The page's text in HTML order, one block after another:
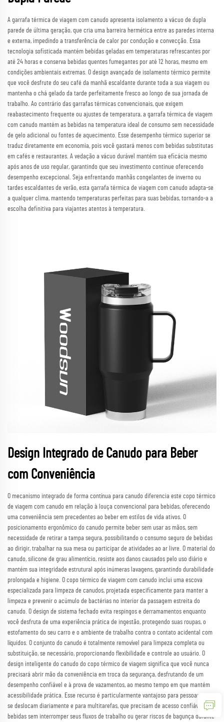
A garrafa térmica de viagem com canudo apresenta isolamento a vácuo de dupla
parede de última geração, que cria uma barreira hermética entre as paredes interna
e externa, impedindo a transferência de calor por condução e convecção. Essa
tecnologia sofisticada mantém bebidas geladas em temperaturas refrescantes por
até 24 horas e conserva bebidas quentes fumegantes por até 12 horas, mesmo em
condições ambientais extremas. O design avançado de isolamento térmico permite
que você desfrute do seu café da manhã escaldante durante toda a sua viagem ou
mantenha o chá gelado da tarde perfeitamente fresco ao longo de sua jornada de
trabalho. Ao contrário das garrafas térmicas convencionais, que exigem
reabastecimento frequente ou ajustes de temperatura, a garrafa térmica de viagem
com canudo mantém as bebidas na temperatura ideal de consumo sem necessidade
de gelo adicional ou fontes de aquecimento. Esse desempenho térmico superior se
traduz diretamente em economia, pois você gastará menos com bebidas substitutas
em cafés e restaurantes. A vedação a vácuo durável mantém sua eficácia mesmo
após anos de uso regular, garantindo que seu investimento continue oferecendo
desempenho excepcional. Seja enfrentando manhãs congelantes de inverno ou
tardes escaldantes de verão, esta garrafa térmica de viagem com canudo adapta-se
a qualquer clima, mantendo temperaturas perfeitas para suas bebidas, tornando-a a
escolha definitiva para viajantes atentos à temperatura.
Design Integrado de Canudo para Beber
com Conveniência
O mecanismo integrado de forma contínua para canudo diferencia este copo térmico
de viagem com canudo em relação à louça convencional para bebidas, oferecendo
uma conveniência sem precedentes ao beber em estilos de vida ativos. O
posicionamento ergonômico do canudo permite beber sem usar as mãos, sem
necessidade de retirar a tampa segura, possibilitando o consumo seguro de bebidas
ao dirigir, trabalhar na sua mesa ou participar de atividades ao ar livre. O material do
canudo, silicone de grau alimentício, resiste aos danos causados pelo uso diário e
mantém sua integridade estrutural após inúmeras lavagens, garantindo durabilidade
prolongada e higiene. O copo térmico de viagem com canudo inclui uma escova
especializada para limpeza de canudos, projetada especificamente para manter a
limpeza e prevenir o acúmulo de bactérias no interior da passagem estreita do
canudo. O design de sistema fechado evita respingos e derramamentos enquanto
você desfruta de uma experiência prática de ingestão, protegendo suas roupas, o
estofamento do seu carro e o ambiente de trabalho contra o contato acidental com
líquidos. O conjunto do canudo é totalmente removível para limpeza completa ou
substituição, se necessário, proporcionando flexibilidade e controle ao usuário. O
design inteligente do canudo do copo térmico de viagem significa que você nunca
precisará abrir mão da conveniência em troca da segurança, desfrutando de um
desempenho confiável e à prova de vazamentos, ao mesmo tempo em que mantém
acessibilidade prática. Esse recurso é particularmente vantajoso para pessoas que
se deslocam diariamente e para multitarefas, que precisam de acesso confiável às
bebidas sem interromper seus fluxos de trabalho ou gerar riscos de bagunça durante